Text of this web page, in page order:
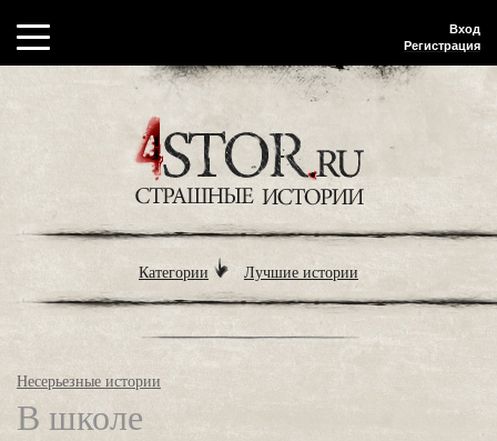
Вход
Регистрация
Категории Лучшие истории
Несерьезные истории
В школе